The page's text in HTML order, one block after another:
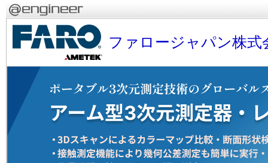
ファロージャパン株式